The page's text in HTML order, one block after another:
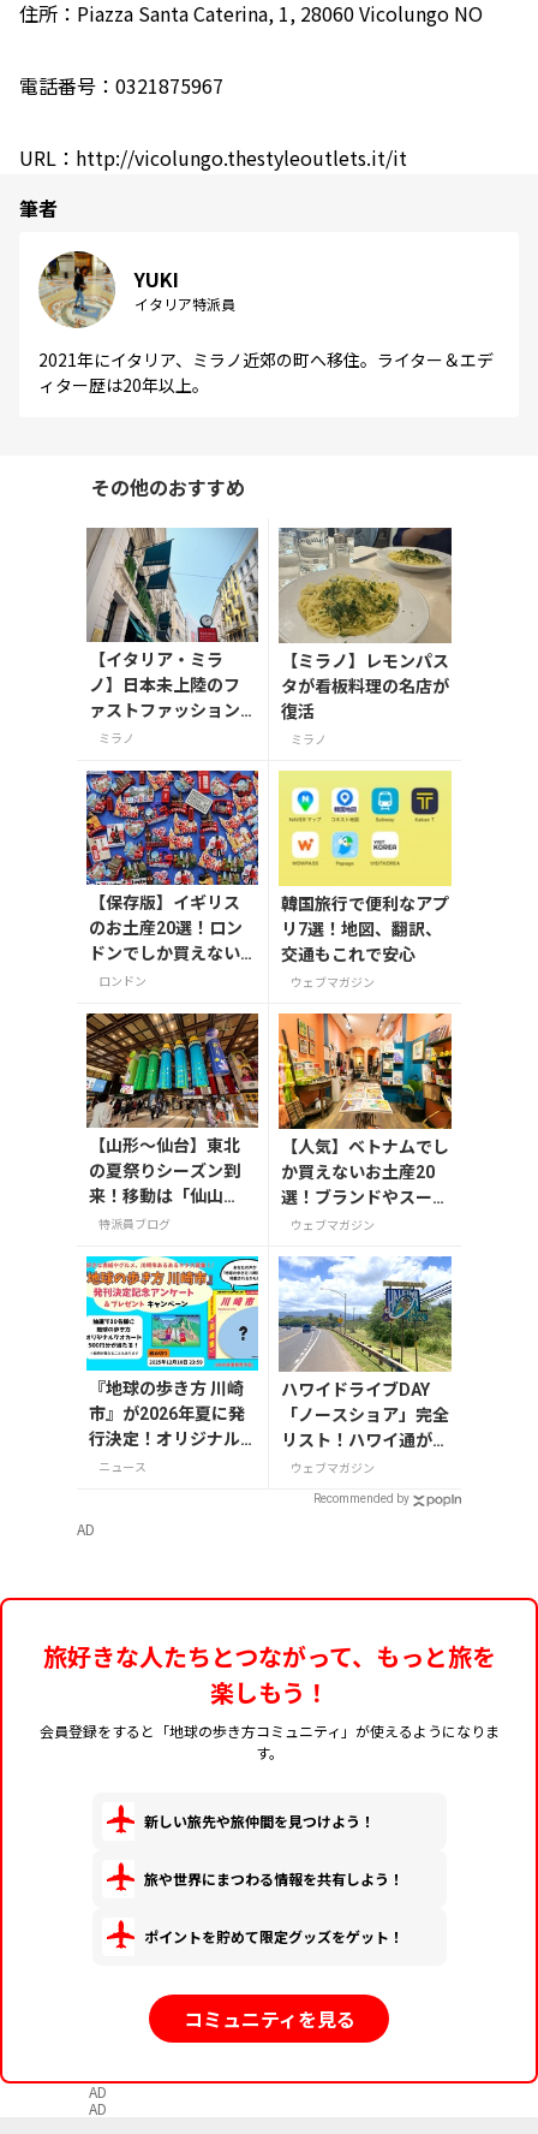
住所：Piazza Santa Caterina, 1, 28060 Vicolungo NO
電話番号：0321875967
URL：http://vicolungo.thestyleoutlets.it/it
筆者
YUKI
イタリア特派員
2021年にイタリア、ミラノ近郊の町へ移住。ライター＆エデ
ィター歴は20年以上。
その他のおすすめ
【イタリア・ミラ
ノ】日本未上陸のフ
ァストファッション
をご紹介
ミラノ
【ミラノ】レモンパス
タが看板料理の名店が
復活
ミラノ
【保存版】イギリス
のお土産20選！ロン
ドンでしか買えない
雑貨/お菓子/紅茶まで
ロンドン
韓国旅行で便利なアプ
リ7選！地図、翻訳、
交通もこれで安心
ウェブマガジン
【山形〜仙台】東北
の夏祭りシーズン到
来！移動は「仙山
線」と「高速バス」
特派員ブログ
【人気】ベトナムでし
か買えないお土産20
選！ブランドやスーパ
ーのお菓子や雑貨まで
ウェブマガジン
『地球の歩き方 川崎
市』が2026年夏に発
行決定！オリジナル
グッズが当たる発刊
ン実施中
ニュース
ハワイドライブDAY
「ノースショア」完全
リスト！ハワイ通が教
えるマイマップ作成の
ヒント
ウェブマガジン
Recommended by
AD
旅好きな人たちとつながって、もっと旅を
楽しもう！
会員登録をすると「地球の歩き方コミュニティ」が使えるようになりま
す。
新しい旅先や旅仲間を見つけよう！
旅や世界にまつわる情報を共有しよう！
ポイントを貯めて限定グッズをゲット！
コミュニティを見る
AD
AD